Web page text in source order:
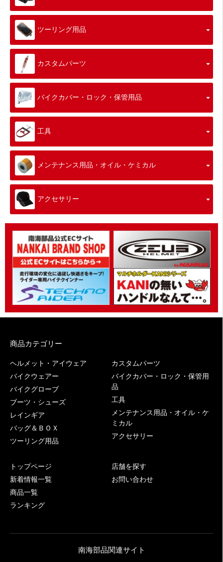
ツーリング用品
カスタムパーツ
バイクカバー・ロック・保管用品
工具
メンテナンス用品・オイル・ケミカル
アクセサリー
商品カテゴリー
ヘルメット・アイウェア
バイクウェアー
バイクグローブ
ブーツ・シューズ
レインギア
バッグ＆ＢＯＸ
ツーリング用品
カスタムパーツ
バイクカバー・ロック・保管用
品
工具
メンテナンス用品・オイル・ケ
ミカル
アクセサリー
トップページ
新着情報一覧
商品一覧
ランキング
店舗を探す
お問い合わせ
南海部品関連サイト